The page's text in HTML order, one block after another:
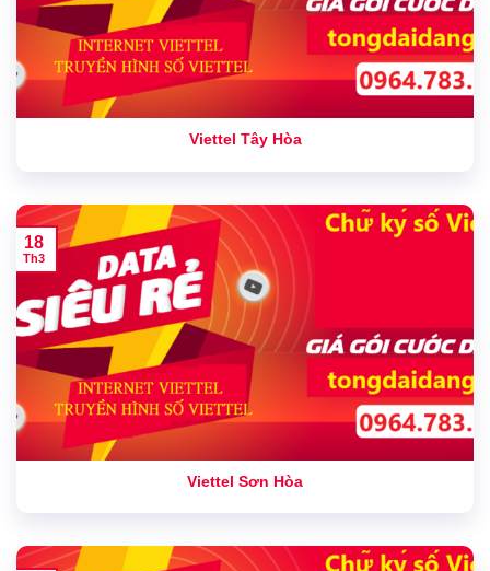
Viettel Tây Hòa
Viettel Sơn Hòa
18
Th3